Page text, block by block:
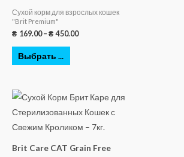
Сухой корм для взрослых кошек
"Brit Premium"
₴ 169.00– ₴ 450.00
Выбрать ...
Brit Care CAT Grain Free